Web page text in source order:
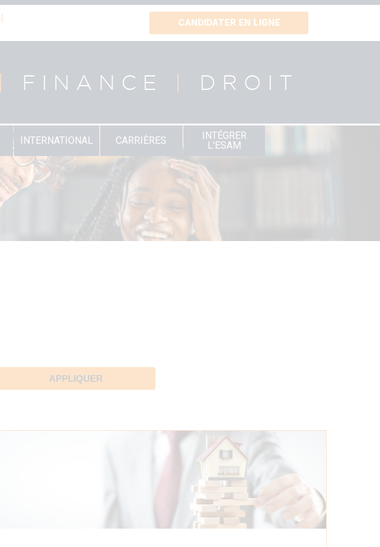
CANDIDATER EN LIGNE
FINANCE DROIT
INTERNATIONAL CARRIÈRES
INTÉGRER
L'ESAM